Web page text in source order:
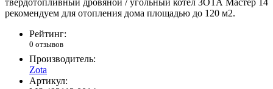
твердотопливный дровяной / угольный котел ЗОТА Мастер 14
рекомендуем для отопления дома площадью до 120 м2.
Рейтинг:
0 отзывов
Производитель:
Zota
Артикул: